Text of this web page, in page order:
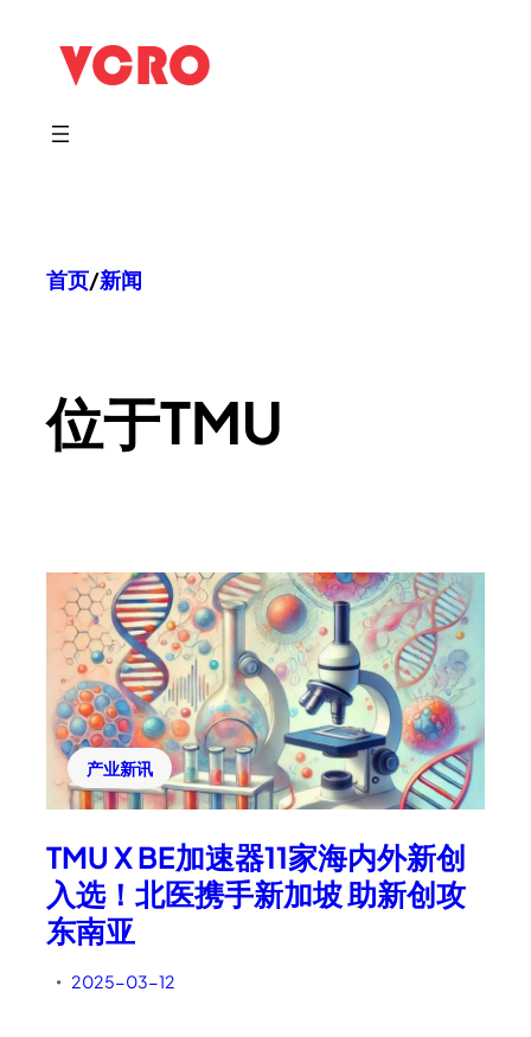
首页/新闻
位于TMU
产业新讯
TMU X BE加速器11家海内外新创
入选！北医携手新加坡 助新创攻
东南亚
• 2025-03-12